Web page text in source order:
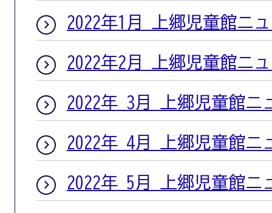
2022年1月 上郷児童館ニ
2022年2月 上郷児童館ニ
2022年 3月 上郷児童館ニ
2022年 4月 上郷児童館ニ
2022年 5月 上郷児童館ニ